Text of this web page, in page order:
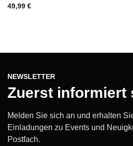
49,99 €
NEWSLETTER
Zuerst informiert
Melden Sie sich an und erhalten
Einladungen zu Events und
Postfach.